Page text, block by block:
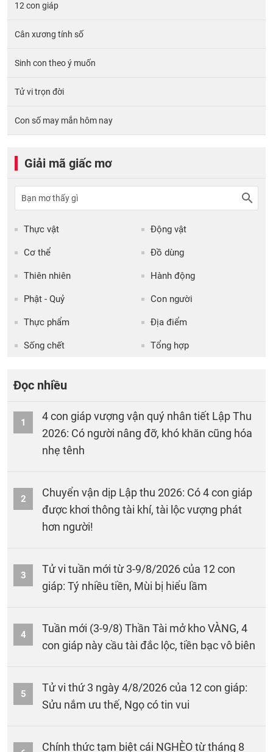
12 con giáp
Cân xương tính số
Sinh con theo ý muốn
Tử vi trọn đời
Con số may mắn hôm nay
Giải mã giấc mơ
Thực vật Động vật
Cơ thể Đồ dùng
Thiên nhiên Hành động
Phật - Quỷ Con người
Thực phẩm Địa điểm
Sống chết Tổng hợp
Đọc nhiều
1
4 con giáp vượng vận quý nhân tiết Lập Thu
2026: Có người nâng đỡ, khó khăn cũng hóa
nhẹ tênh
2
Chuyển vận dịp Lập thu 2026: Có 4 con giáp
được khơi thông tài khí, tài lộc vượng phát
hơn người!
3
Tử vi tuần mới từ 3-9/8/2026 của 12 con
giáp: Tý nhiều tiền, Mùi bị hiểu lầm
4
Tuần mới (3-9/8) Thần Tài mở kho VÀNG, 4
con giáp này cầu tài đắc lộc, tiền bạc vô biên
5
Tử vi thứ 3 ngày 4/8/2026 của 12 con giáp:
Sửu nắm ưu thế, Ngọ có tin vui
Chính thức tạm biệt cái NGHÈO từ tháng 8